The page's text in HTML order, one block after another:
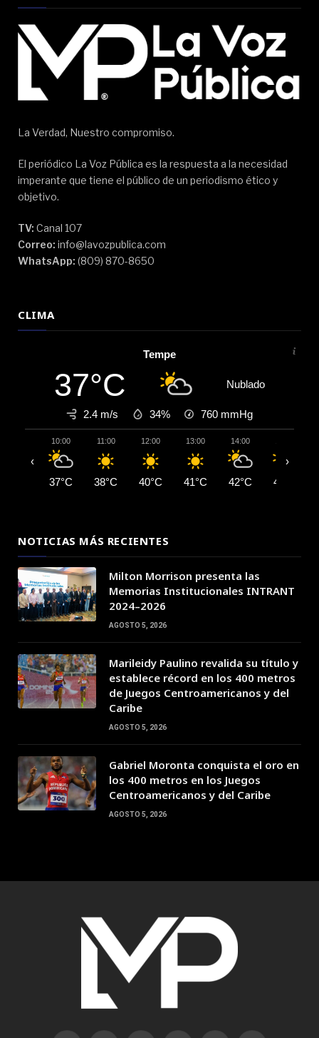
La Verdad, Nuestro compromiso.
El periódico La Voz Pública es la respuesta a la necesidad
imperante que tiene el público de un periodismo ético y
objetivo.
TV: Canal 107
Correo: info@lavozpublica.com
WhatsApp: (809) 870-8650
CLIMA
Tempe
37°C Nublado
2.4 m/s 34% 760 mmHg
10:00
37°C
11:00
38°C
12:00
40°C
13:00
41°C
14:00
42°C 42°C
‹ ›
NOTICIAS MÁS RECIENTES
Milton Morrison presenta las
Memorias Institucionales INTRANT
2024–2026
AGOSTO 5, 2026
Marileidy Paulino revalida su título y
establece récord en los 400 metros
de Juegos Centroamericanos y del
Caribe
AGOSTO 5, 2026
Gabriel Moronta conquista el oro en
los 400 metros en los Juegos
Centroamericanos y del Caribe
AGOSTO 5, 2026